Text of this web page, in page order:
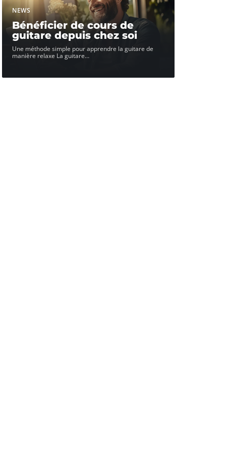
NEWS
Bénéficier de cours de
guitare depuis chez soi
Une méthode simple pour apprendre la guitare de
manière relaxe La guitare…